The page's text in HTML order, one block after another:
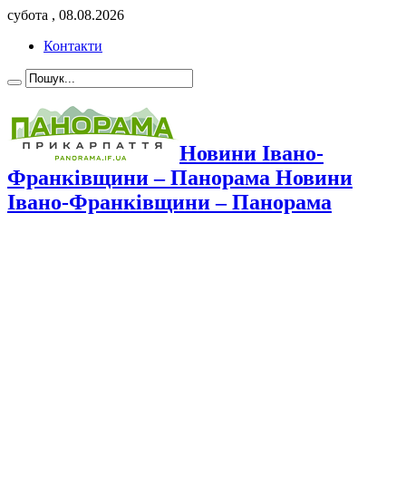
субота , 08.08.2026
Контакти
Новини Івано-
Франківщини – Панорама Новини
Івано-Франківщини – Панорама